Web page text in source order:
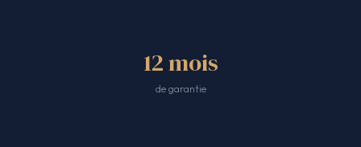
12 mois
de garantie